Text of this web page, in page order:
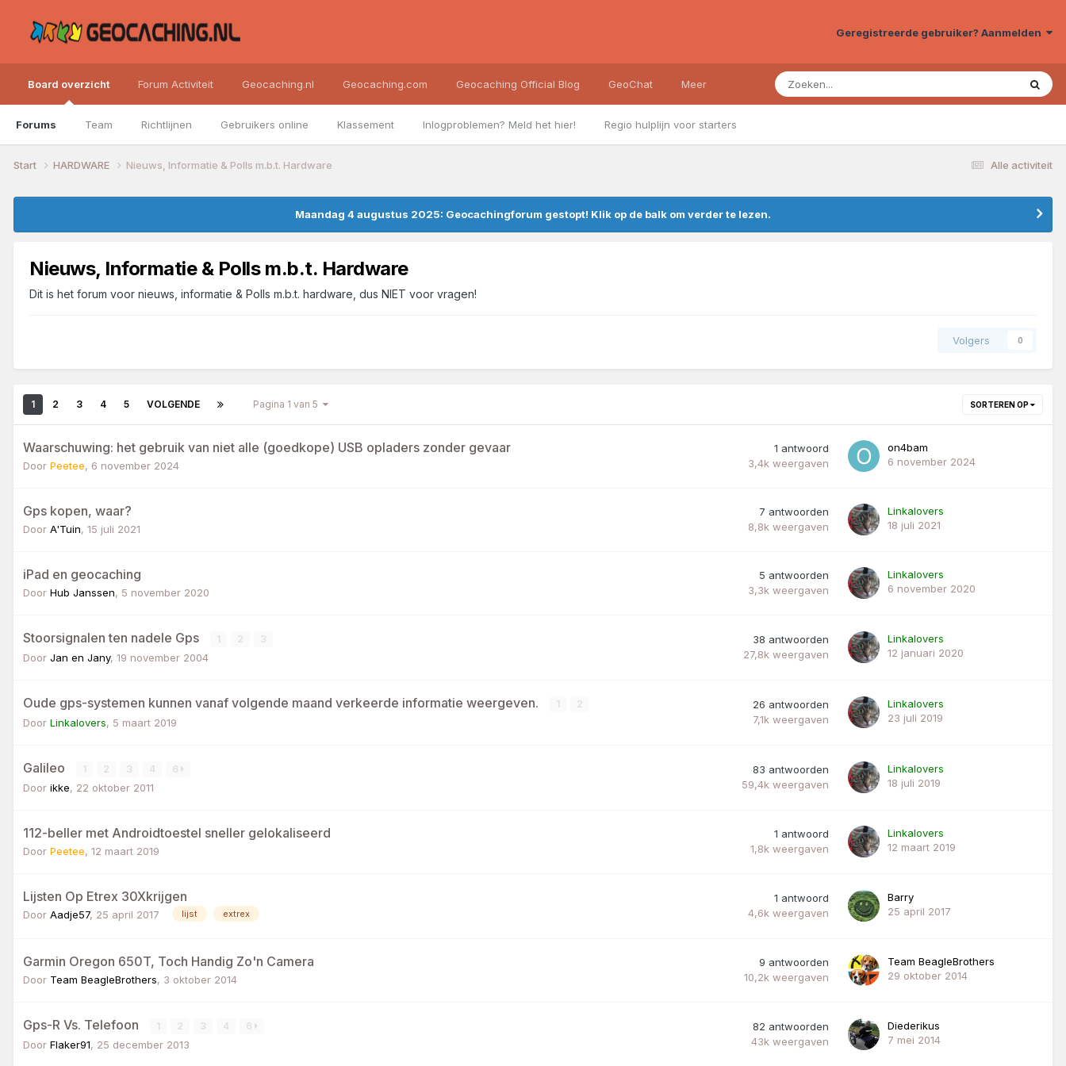
Geregistreerde gebruiker? Aanmelden
Board overzicht
Forums Team Richtlijnen Gebruikers online Klassement Inlogproblemen? Meld het hier! Regio hulplijn voor starters
Forum Activiteit Geocaching.nl Geocaching.com Geocaching Official Blog GeoChat Meer
Alle activiteit
Start HARDWARE Nieuws, Informatie & Polls m.b.t. Hardware
Maandag 4 augustus 2025: Geocachingforum gestopt! Klik op de balk om verder te lezen.
Nieuws, Informatie & Polls m.b.t. Hardware
Dit is het forum voor nieuws, informatie & Polls m.b.t. hardware, dus NIET voor vragen!
Volgers 0
SORTEREN OP
1 2 3 4 5 VOLGENDE Pagina 1 van 5
Waarschuwing: het gebruik van niet alle (goedkope) USB opladers zonder gevaar
Door Peetee, 6 november 2024
1 antwoord
3,4k weergaven
on4bam
6 november 2024
Gps kopen, waar?
Door A'Tuin, 15 juli 2021
7 antwoorden
8,8k weergaven
Linkalovers
18 juli 2021
iPad en geocaching
Door Hub Janssen, 5 november 2020
5 antwoorden
3,3k weergaven
Linkalovers
6 november 2020
Stoorsignalen ten nadele Gps 1 2 3
Door Jan en Jany, 19 november 2004
38 antwoorden
27,8k weergaven
Linkalovers
12 januari 2020
Oude gps-systemen kunnen vanaf volgende maand verkeerde informatie weergeven. 1 2
Door Linkalovers, 5 maart 2019
26 antwoorden
7,1k weergaven
Linkalovers
23 juli 2019
Galileo 1 2 3 4 6
Door ikke, 22 oktober 2011
83 antwoorden
59,4k weergaven
Linkalovers
18 juli 2019
112-beller met Androidtoestel sneller gelokaliseerd
Door Peetee, 12 maart 2019
1 antwoord
1,8k weergaven
Linkalovers
12 maart 2019
Lijsten Op Etrex 30Xkrijgen
Door Aadje57, 25 april 2017 lijst extrex
1 antwoord
4,6k weergaven
Barry
25 april 2017
Garmin Oregon 650T, Toch Handig Zo'n Camera
Door Team BeagleBrothers, 3 oktober 2014
9 antwoorden
10,2k weergaven
Team BeagleBrothers
29 oktober 2014
Gps-R Vs. Telefoon 1 2 3 4 6
Door Flaker91, 25 december 2013
82 antwoorden
43k weergaven
Diederikus
7 mei 2014